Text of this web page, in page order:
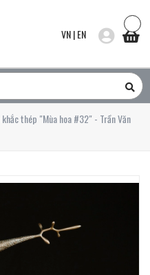
VN|EN
thép "Mùa hoa #32" - Trần Văn